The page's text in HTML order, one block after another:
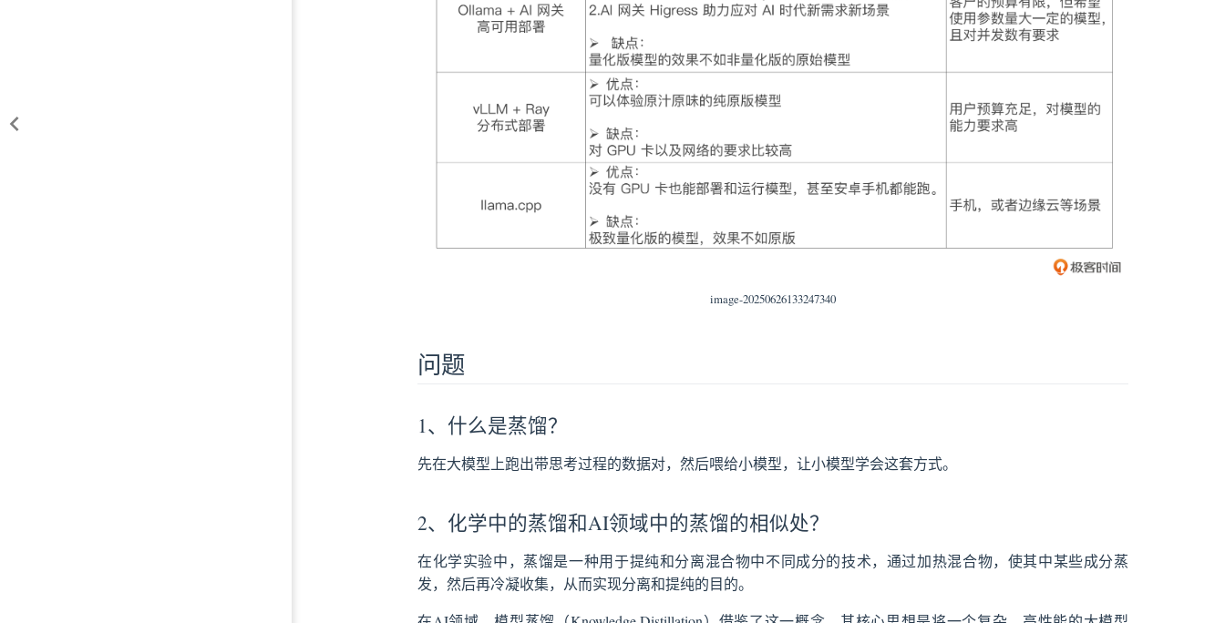
image-20250626133247340
问题
1、什么是蒸馏？
先在大模型上跑出带思考过程的数据对，然后喂给小模型，让小模型学会这套方式。
2、化学中的蒸馏和AI领域中的蒸馏的相似处？
在化学实验中，蒸馏是一种用于提纯和分离混合物中不同成分的技术，通过加热混合物，使其中某些成分蒸
发，然后再冷凝收集，从而实现分离和提纯的目的。